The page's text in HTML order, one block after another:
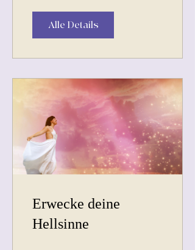
Alle Details
Erwecke deine
Hellsinne